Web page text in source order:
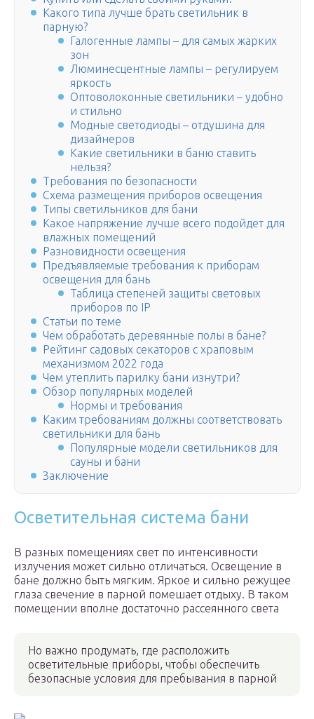
Какого типа лучше брать светильник в
парную?
Галогенные лампы – для самых жарких
зон
Люминесцентные лампы – регулируем
яркость
Оптоволоконные светильники – удобно
и стильно
Модные светодиоды – отдушина для
дизайнеров
Какие светильники в баню ставить
нельзя?
Требования по безопасности
Схема размещения приборов освещения
Типы светильников для бани
Какое напряжение лучше всего подойдет для
влажных помещений
Разновидности освещения
Предъявляемые требования к приборам
освещения для бань
Таблица степеней защиты световых
приборов по IP
Статьи по теме
Чем обработать деревянные полы в бане?
Рейтинг садовых секаторов с храповым
механизмом 2022 года
Чем утеплить парилку бани изнутри?
Обзор популярных моделей
Нормы и требования
Каким требованиям должны соответствовать
светильники для бань
Популярные модели светильников для
сауны и бани
Заключение
Осветительная система бани
В разных помещениях свет по интенсивности
излучения может сильно отличаться. Освещение в
бане должно быть мягким. Яркое и сильно режущее
глаза свечение в парной помешает отдыху. В таком
помещении вполне достаточно рассеянного света
Но важно продумать, где расположить
осветительные приборы, чтобы обеспечить
безопасные условия для пребывания в парной